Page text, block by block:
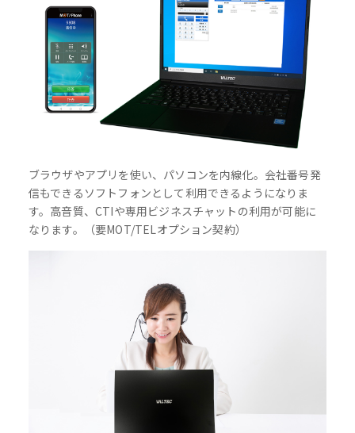
ブラウザやアプリを使い、パソコンを内線化。会社番号発
信もできるソフトフォンとして利用できるようになりま
す。高音質、CTIや専用ビジネスチャットの利用が可能に
なります。（要MOT/TELオプション契約）